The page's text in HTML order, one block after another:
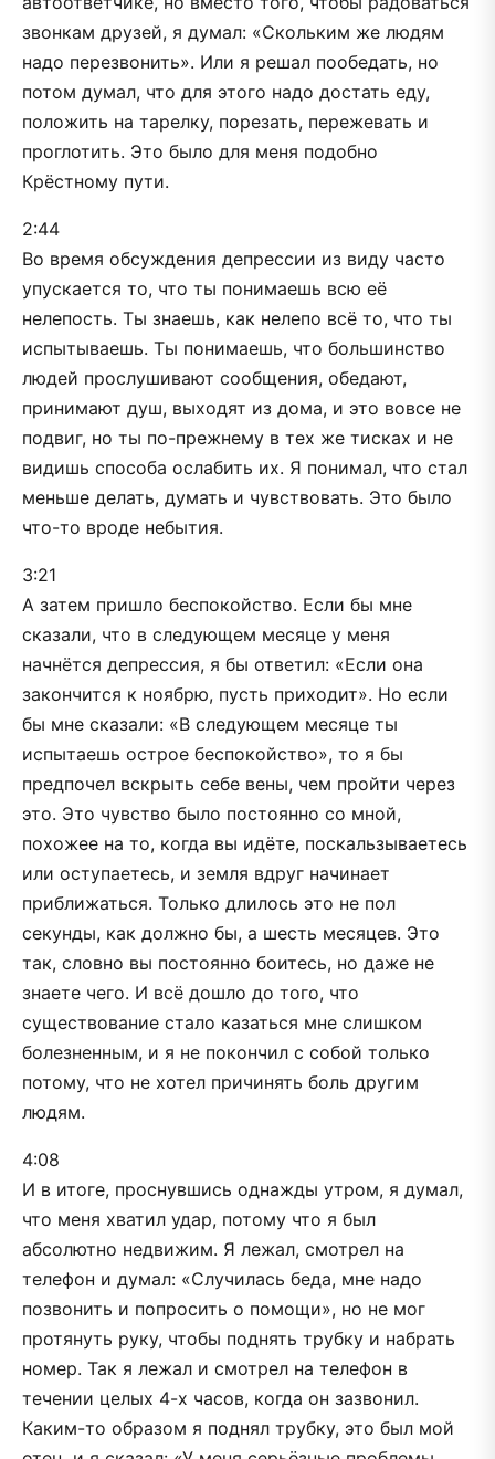
звонкам друзей, я думал: «Скольким же людям
надо перезвонить». Или я решал пообедать, но
потом думал, что для этого надо достать еду,
положить на тарелку, порезать, пережевать и
проглотить. Это было для меня подобно
Крёстному пути.
2:44
Во время обсуждения депрессии из виду часто
упускается то, что ты понимаешь всю её
нелепость. Ты знаешь, как нелепо всё то, что ты
испытываешь. Ты понимаешь, что большинство
людей прослушивают сообщения, обедают,
принимают душ, выходят из дома, и это вовсе не
подвиг, но ты по-прежнему в тех же тисках и не
видишь способа ослабить их. Я понимал, что стал
меньше делать, думать и чувствовать. Это было
что-то вроде небытия.
3:21
А затем пришло беспокойство. Если бы мне
сказали, что в следующем месяце у меня
начнётся депрессия, я бы ответил: «Если она
закончится к ноябрю, пусть приходит». Но если
бы мне сказали: «В следующем месяце ты
испытаешь острое беспокойство», то я бы
предпочел вскрыть себе вены, чем пройти через
это. Это чувство было постоянно со мной,
похожее на то, когда вы идёте, поскальзываетесь
или оступаетесь, и земля вдруг начинает
приближаться. Только длилось это не пол
секунды, как должно бы, а шесть месяцев. Это
так, словно вы постоянно боитесь, но даже не
знаете чего. И всё дошло до того, что
существование стало казаться мне слишком
болезненным, и я не покончил с собой только
потому, что не хотел причинять боль другим
людям.
4:08
И в итоге, проснувшись однажды утром, я думал,
что меня хватил удар, потому что я был
абсолютно недвижим. Я лежал, смотрел на
телефон и думал: «Случилась беда, мне надо
позвонить и попросить о помощи», но не мог
протянуть руку, чтобы поднять трубку и набрать
номер. Так я лежал и смотрел на телефон в
течении целых 4-х часов, когда он зазвонил.
Каким-то образом я поднял трубку, это был мой